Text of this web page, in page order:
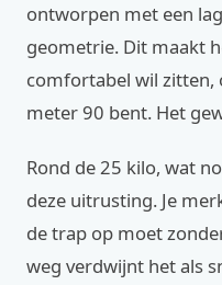
ontworpen met een
geometrie. Dit maakt
comfortabel wil zitten,
meter 90 bent. Het
Rond de 25 kilo, wat
deze uitrusting. Je
de trap op moet
weg verdwijnt het als